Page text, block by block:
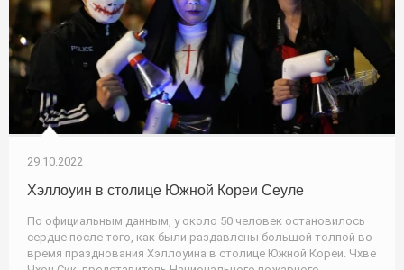
29.10.2022
Хэллоуин в столице Южной Кореи Сеуле
По официальным данным, у около 50 человек остановилось
сердце после того, как были раздавлены большой толпой во
время празднования Хэллоуина в столице Южной Кореи. Чхве